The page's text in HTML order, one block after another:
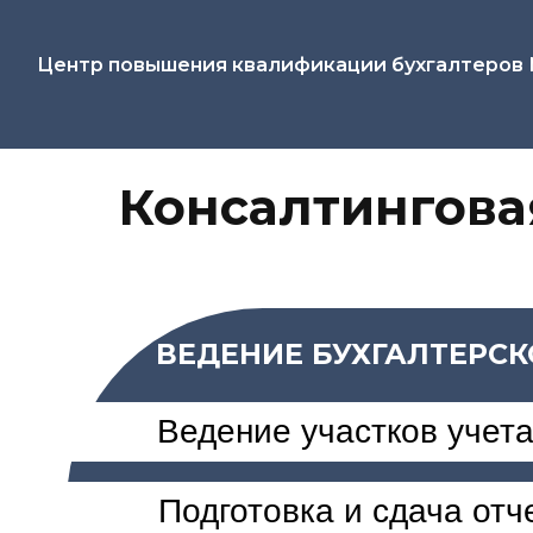
Центр повышения квалификации
ВЕДЕНИЕ
Подготовка и сдача